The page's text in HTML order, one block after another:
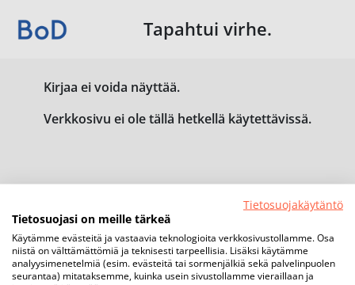
Tapahtui virhe.
Kirjaa ei voida näyttää.
Verkkosivu ei ole tällä hetkellä käytettävissä.
Tietosuojakäytäntö
Tietosuojasi on meille tärkeä
Käytämme evästeitä ja vastaavia teknologioita verkkosivustollamme. Osa
niistä on välttämättömiä ja teknisesti tarpeellisia. Lisäksi käytämme
analyysimenetelmiä (esim. evästeitä tai sormenjälkiä sekä palvelinpuolen
seurantaa) mitataksemme, kuinka usein sivustollamme vieraillaan ja